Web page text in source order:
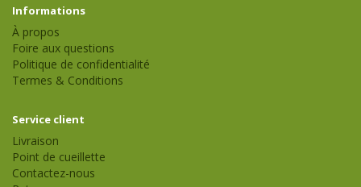
Informations
À propos
Foire aux questions
Politique de confidentialité
Termes & Conditions
Service client
Livraison
Point de cueillette
Contactez-nous